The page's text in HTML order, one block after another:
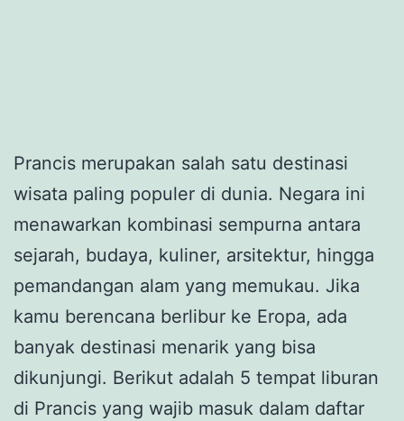
Prancis merupakan salah satu destinasi
wisata paling populer di dunia. Negara ini
menawarkan kombinasi sempurna antara
sejarah, budaya, kuliner, arsitektur, hingga
pemandangan alam yang memukau. Jika
kamu berencana berlibur ke Eropa, ada
banyak destinasi menarik yang bisa
dikunjungi. Berikut adalah 5 tempat liburan
di Prancis yang wajib masuk dalam daftar